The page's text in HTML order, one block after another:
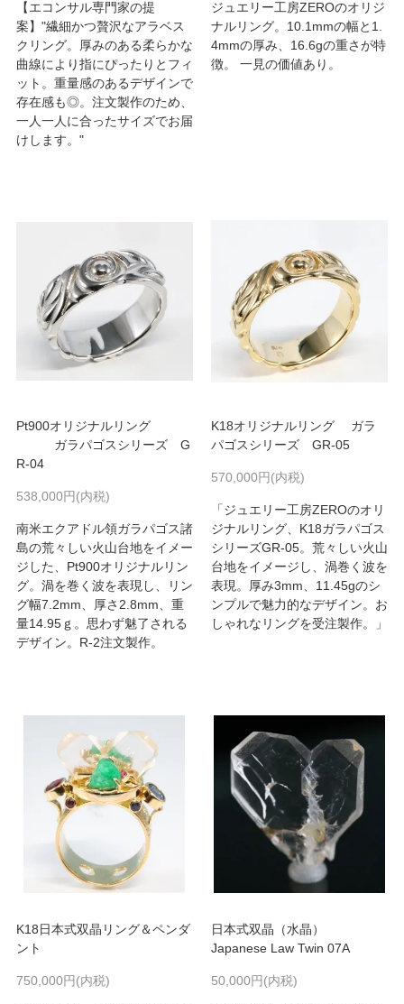
【エコンサル専門家の提
案】"繊細かつ贅沢なアラベス
クリング。厚みのある柔らかな
曲線により指にぴったりとフィ
ット。重量感のあるデザインで
存在感も◎。注文製作のため、
一人一人に合ったサイズでお届
けします。"
ジュエリー工房ZEROのオリジ
ナルリング。10.1mmの幅と1.
4mmの厚み、16.6gの重さが特
徴。 一見の価値あり。
Pt900オリジナルリング
ガラパゴスシリーズ G
R-04
538,000円(内税)
南米エクアドル領ガラパゴス諸
島の荒々しい火山台地をイメー
ジした、Pt900オリジナルリン
グ。渦を巻く波を表現し、リン
グ幅7.2mm、厚さ2.8mm、重
量14.95ｇ。思わず魅了される
デザイン。R-2注文製作。
K18オリジナルリング ガラ
パゴスシリーズ GR-05
570,000円(内税)
「ジュエリー工房ZEROのオリ
ジナルリング、K18ガラパゴス
シリーズGR-05。荒々しい火山
台地をイメージし、渦巻く波を
表現。厚み3mm、11.45gのシ
ンプルで魅力的なデザイン。お
しゃれなリングを受注製作。」
K18日本式双晶リング＆ペンダ
ント
750,000円(内税)
日本式双晶（水晶）
Japanese Law Twin 07A
50,000円(内税)